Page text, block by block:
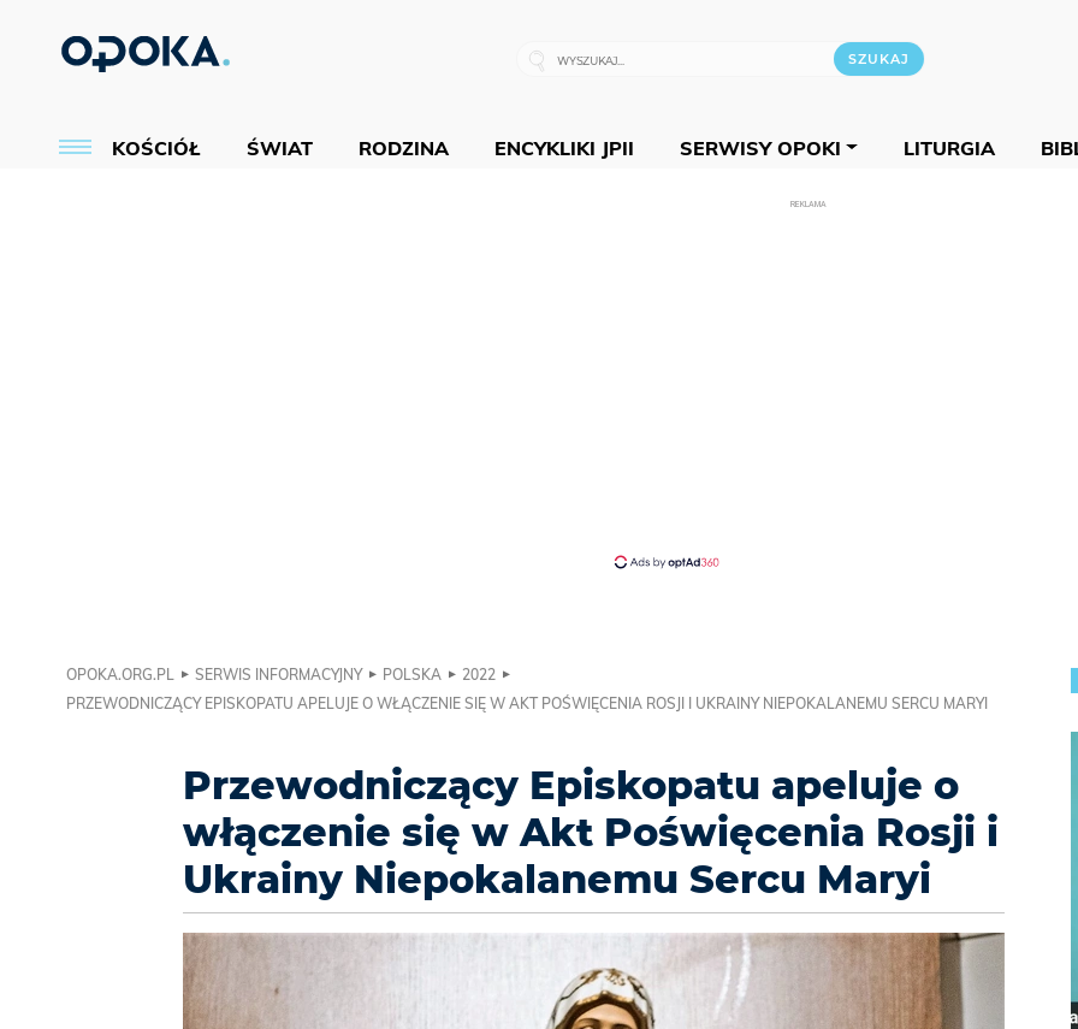
KOŚCIÓŁ ŚWIAT RODZINA ENCYKLIKI JPII SERWISY OPOKI LITURGIA
REKLAMA
OPOKA.ORG.PL SERWIS INFORMACYJNY POLSKA
2022
PRZEWODNICZĄCY EPISKOPATU APELUJE O WŁĄCZENIE SIĘ W AKT POŚWIĘCENIA ROSJI I UKRAINY NIEPOKALANEMU SERCU MARYI
Przewodniczący Episkopatu apeluje o
włączenie się w Akt Poświęcenia Rosji i
Ukrainy Niepokalanemu Sercu Maryi